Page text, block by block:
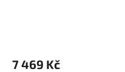
7 469 Kč